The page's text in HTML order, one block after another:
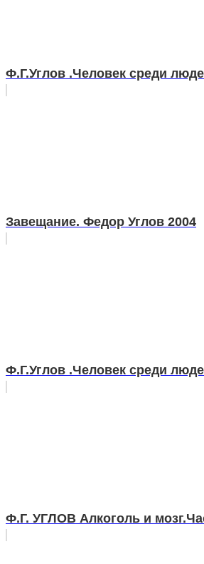
Ф.Г.Углов .Человек среди
Завещание. Федор Углов 2004
Ф.Г.Углов .Человек среди
Ф.Г. УГЛОВ Алкоголь и